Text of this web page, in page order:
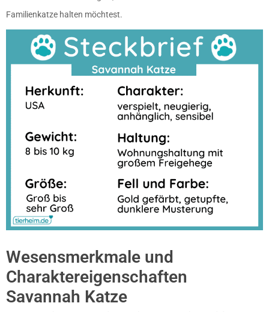
Familienkatze halten möchtest.
Wesensmerkmale und
Charaktereigenschaften
Savannah Katze